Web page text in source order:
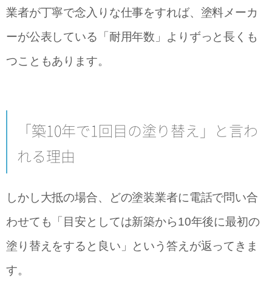
業者が丁寧で念入りな仕事をすれば、塗料メーカ
ーが公表している「耐用年数」よりずっと長くも
つこともあります。
「築10年で1回目の塗り替え」と言わ
れる理由
しかし大抵の場合、どの塗装業者に電話で問い合
わせても「目安としては新築から10年後に最初の
塗り替えをすると良い」という答えが返ってきま
す。